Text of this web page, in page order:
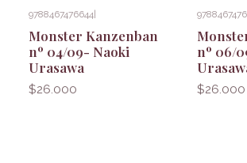
9788467476644|
Monster Kanzenban
nº 04/09- Naoki
Urasawa
$26.000
nº 06/
$26.000